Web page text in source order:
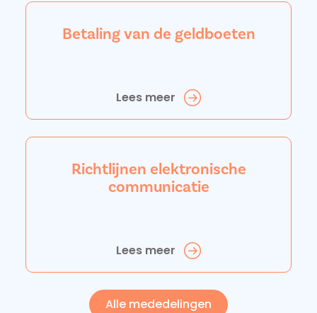
Betaling van de geldboeten
Lees meer
Richtlijnen elektronische
communicatie
Lees meer
Alle mededelingen